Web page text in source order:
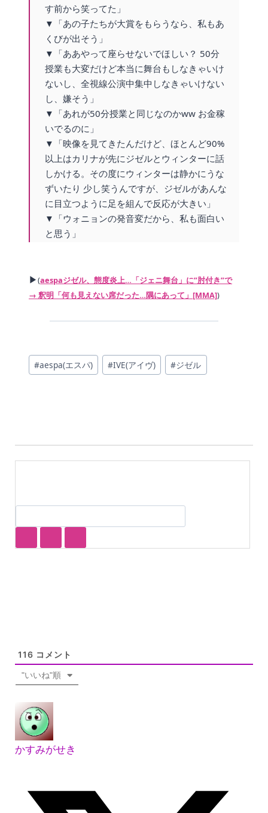
す前から笑ってた」
▼「あの子たちが大賞をもらうなら、私もあ
くびが出そう」
▼「ああやって座らせないでほしい？ 50分
授業も大変だけど本当に舞台もしなきゃいけ
ないし、全視線公演中集中しなきゃいけない
し、嫌そう」
▼「あれが50分授業と同じなのかww お金稼
いでるのに」
▼「映像を見てきたんだけど、ほとんど90%
以上はカリナが先にジゼルとウィンターに話
しかける。その度にウィンターは静かにうな
ずいたり 少し笑うんですが、ジゼルがあんな
に目立つように足を組んで反応が大きい」
▼「ウォニョンの発音変だから、私も面白い
と思う」
▶(aespaジゼル、態度炎上…「ジェニ舞台」に”肘付き”で
→ 釈明「何も見えない席だった…隅にあって」[MMA])
投
稿
#aespa(エスパ) #IVE(アイヴ) #ジゼル
116 コメント
"いいね"順
かすみがせき